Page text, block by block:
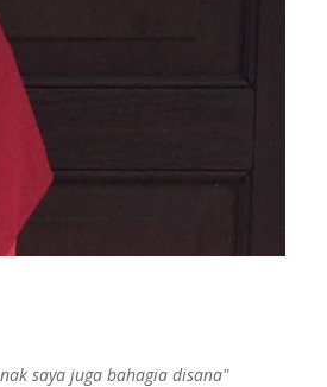
saya juga bahagia disana"